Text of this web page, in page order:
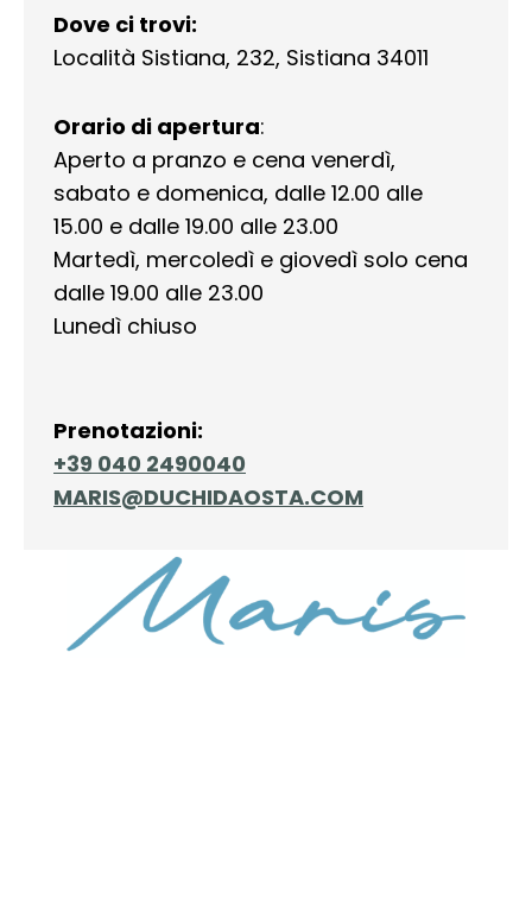
Dove ci trovi:
Località Sistiana, 232, Sistiana 34011
Orario di apertura:
Aperto a pranzo e cena venerdì,
sabato e domenica, dalle 12.00 alle
15.00 e dalle 19.00 alle 23.00
Martedì, mercoledì e giovedì solo cena
dalle 19.00 alle 23.00
Lunedì chiuso
Prenotazioni:
+39 040 2490040
MARIS@DUCHIDAOSTA.COM